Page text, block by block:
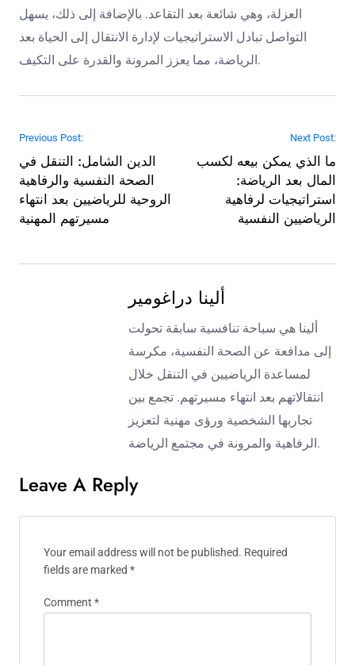
العزلة، وهي شائعة بعد التقاعد. بالإضافة إلى ذلك، يسهل
التواصل تبادل الاستراتيجيات لإدارة الانتقال إلى الحياة بعد
الرياضة، مما يعزز المرونة والقدرة على التكيف.
Post navigation
Previous Post:
الدين الشامل: التنقل في
الصحة النفسية والرفاهية
الروحية للرياضيين بعد انتهاء
مسيرتهم المهنية
Next Post:
ما الذي يمكن بيعه لكسب
المال بعد الرياضة:
استراتيجيات لرفاهية
الرياضيين النفسية
ألينا دراغومير
ألينا هي سباحة تنافسية سابقة تحولت
إلى مدافعة عن الصحة النفسية، مكرسة
لمساعدة الرياضيين في التنقل خلال
انتقالاتهم بعد انتهاء مسيرتهم. تجمع بين
تجاربها الشخصية ورؤى مهنية لتعزيز
الرفاهية والمرونة في مجتمع الرياضة.
Leave A Reply
Your email address will not be published. Required
fields are marked *
Comment *